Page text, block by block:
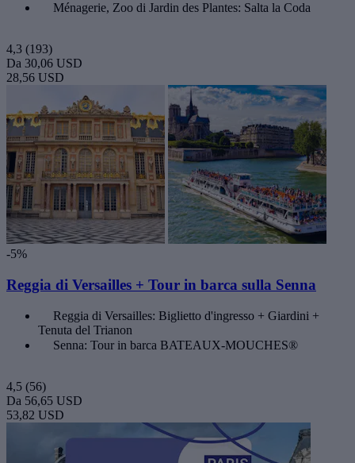
Ménagerie, Zoo di Jardin des Plantes: Salta la Coda
4,3 (193)
Da 30,06 USD
28,56 USD
-5%
Reggia di Versailles + Tour in barca sulla Senna
Reggia di Versailles: Biglietto d'ingresso + Giardini +
Tenuta del Trianon
Senna: Tour in barca BATEAUX-MOUCHES®
4,5 (56)
Da 56,65 USD
53,82 USD